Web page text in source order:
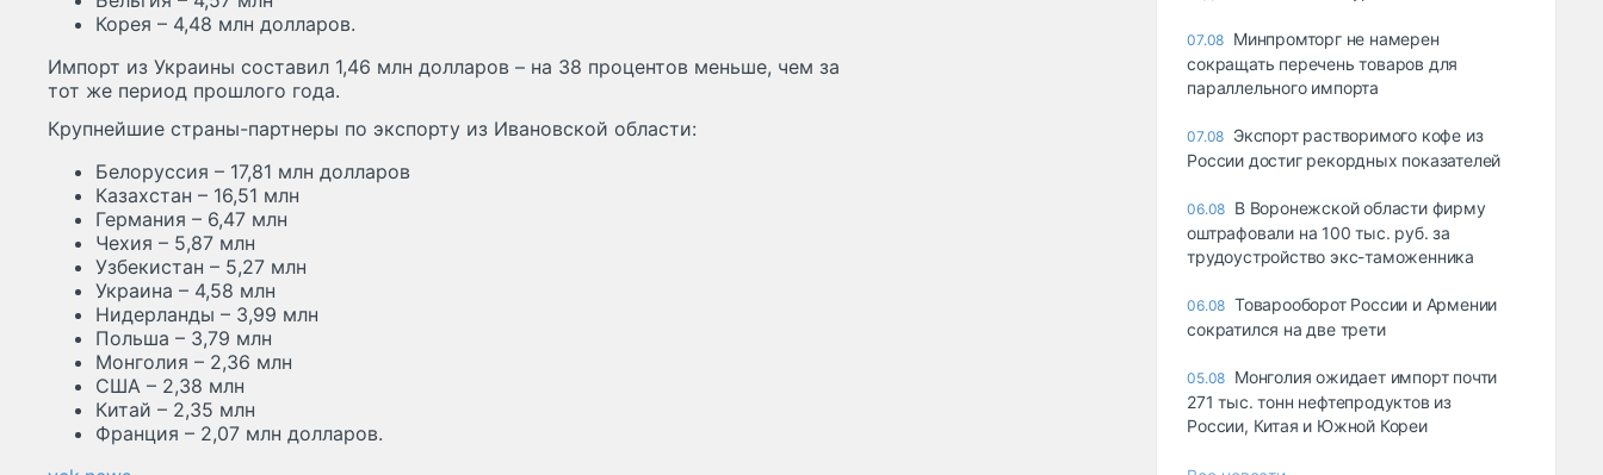
Корея – 4,48 млн долларов.
Импорт из Украины составил 1,46 млн долларов – на 38 процентов меньше, чем за
тот же период прошлого года.
Крупнейшие страны-партнеры по экспорту из Ивановской области:
Белоруссия – 17,81 млн долларов
Казахстан – 16,51 млн
Германия – 6,47 млн
Чехия – 5,87 млн
Узбекистан – 5,27 млн
Украина – 4,58 млн
Нидерланды – 3,99 млн
Польша – 3,79 млн
Монголия – 2,36 млн
США – 2,38 млн
Китай – 2,35 млн
Франция – 2,07 млн долларов.
07.08 Минпромторг не намерен
сокращать перечень товаров для
параллельного импорта
07.08 Экспорт растворимого кофе из
России достиг рекордных показателей
06.08 В Воронежской области фирму
оштрафовали на 100 тыс. руб. за
трудоустройство экс-таможенника
06.08 Товарооборот России и Армении
сократился на две трети
05.08 Монголия ожидает импорт почти
271 тыс. тонн нефтепродуктов из
России, Китая и Южной Кореи